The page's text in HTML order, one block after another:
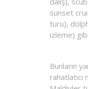
sunset
turu),
izleme)
Bunların
rahatlatıcı